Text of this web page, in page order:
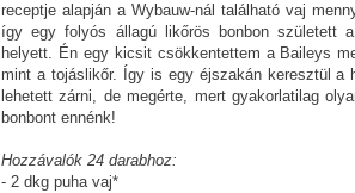
receptje alapján a Wybauw-nál található vaj
így egy folyós állagú likőrös bonbon született
helyett. Én egy kicsit csökkentettem a Baileys
mint a tojáslikőr. Így is egy éjszakán keresztül a
lehetett zárni, de megérte, mert gyakorlatilag
bonbont ennénk!
Hozzávalók 24 darabhoz:
- 2 dkg puha vaj*